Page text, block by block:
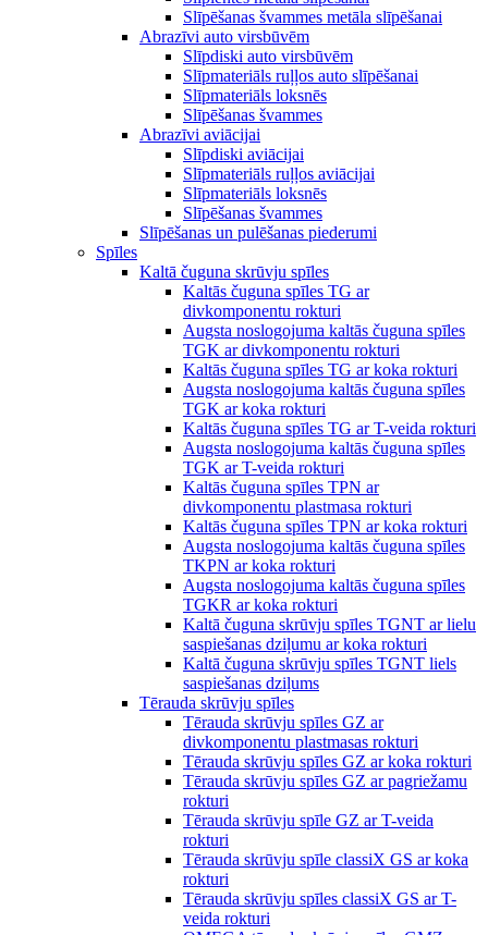
Slīpēšanas švammes metāla slīpēšanai
Abrazīvi auto virsbūvēm
Slīpdiski auto virsbūvēm
Slīpmateriāls ruļļos auto slīpēšanai
Slīpmateriāls loksnēs
Slīpēšanas švammes
Abrazīvi aviācijai
Slīpdiski aviācijai
Slīpmateriāls ruļļos aviācijai
Slīpmateriāls loksnēs
Slīpēšanas švammes
Slīpēšanas un pulēšanas piederumi
Spīles
Kaltā čuguna skrūvju spīles
Kaltās čuguna spīles TG ar
divkomponentu rokturi
Augsta noslogojuma kaltās čuguna spīles
TGK ar divkomponentu rokturi
Kaltās čuguna spīles TG ar koka rokturi
Augsta noslogojuma kaltās čuguna spīles
TGK ar koka rokturi
Kaltās čuguna spīles TG ar T-veida rokturi
Augsta noslogojuma kaltās čuguna spīles
TGK ar T-veida rokturi
Kaltās čuguna spīles TPN ar
divkomponentu plastmasa rokturi
Kaltās čuguna spīles TPN ar koka rokturi
Augsta noslogojuma kaltās čuguna spīles
TKPN ar koka rokturi
Augsta noslogojuma kaltās čuguna spīles
TGKR ar koka rokturi
Kaltā čuguna skrūvju spīles TGNT ar lielu
saspiešanas dziļumu ar koka rokturi
Kaltā čuguna skrūvju spīles TGNT liels
saspiešanas dziļums
Tērauda skrūvju spīles
Tērauda skrūvju spīles GZ ar
divkomponentu plastmasas rokturi
Tērauda skrūvju spīles GZ ar koka rokturi
Tērauda skrūvju spīles GZ ar pagriežamu
rokturi
Tērauda skrūvju spīle GZ ar T-veida
rokturi
Tērauda skrūvju spīle classiX GS ar koka
rokturi
Tērauda skrūvju spīles classiX GS ar T-
veida rokturi